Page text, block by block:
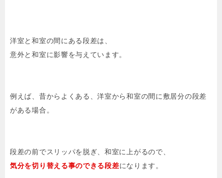
洋室と和室の間にある段差は、
意外と和室に影響を与えています。
例えば、昔からよくある、洋室から和室の間に敷居分の段差
がある場合。
段差の前でスリッパを脱ぎ、和室に上がるので、
気分を切り替える事のできる段差になります。